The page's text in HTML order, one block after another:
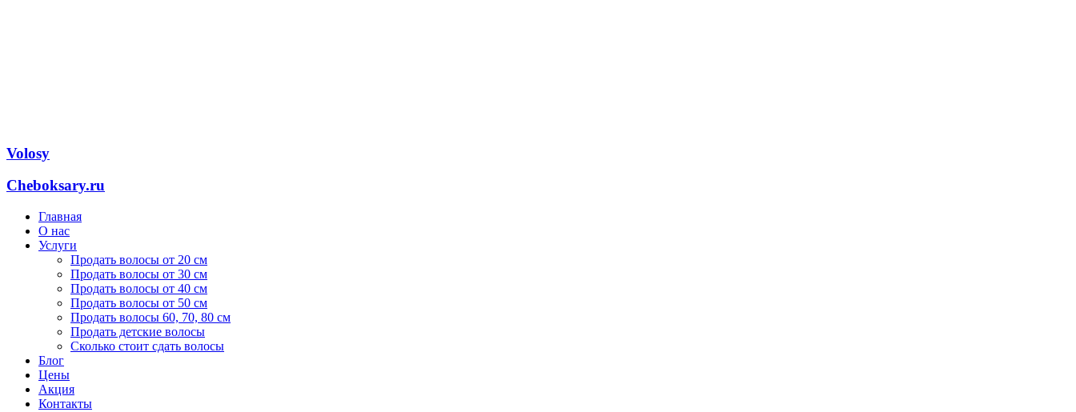
Volosy
Cheboksary.ru
Главная
О нас
Услуги
Продать волосы от 20 см
Продать волосы от 30 см
Продать волосы от 40 см
Продать волосы от 50 см
Продать волосы 60, 70, 80 см
Продать детские волосы
Сколько стоит сдать волосы
Блог
Цены
Акция
Контакты